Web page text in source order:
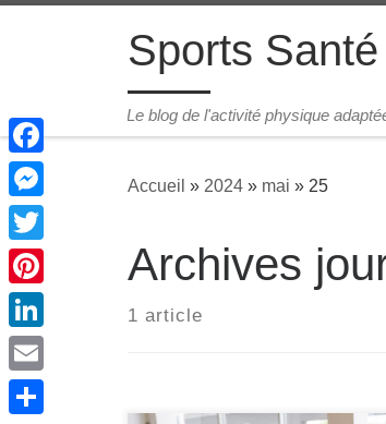
Passer au contenuSports Santé
Le blog de l'activité physique
Accueil » 2024 » mai » 25
Archives
1 article
Facebook
Messenger
Twitter
Pinterest
LinkedIn
Email